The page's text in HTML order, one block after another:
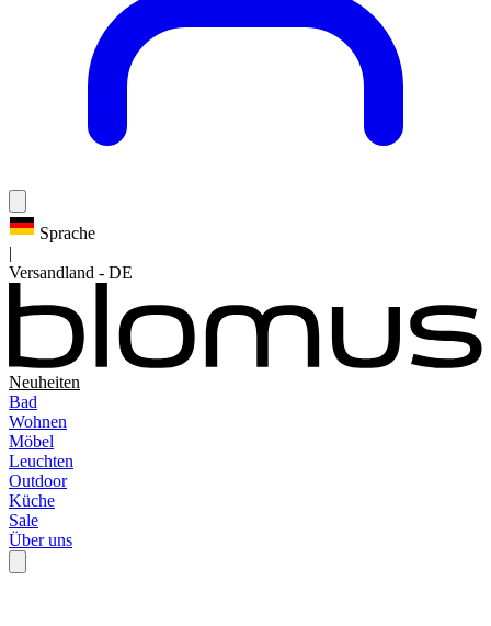
Sprache
|
Versandland - DE
Neuheiten
Bad
Wohnen
Möbel
Leuchten
Outdoor
Küche
Sale
Über uns